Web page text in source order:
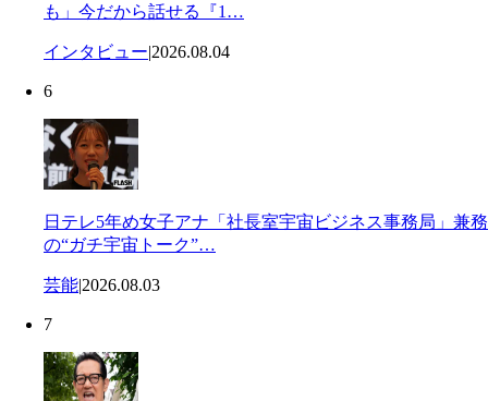
も」今だから話せる『1…
インタビュー|2026.08.04
6
日テレ5年め女子アナ「社長室宇宙ビジネス事務局」兼務
の“ガチ宇宙トーク”…
芸能|2026.08.03
7